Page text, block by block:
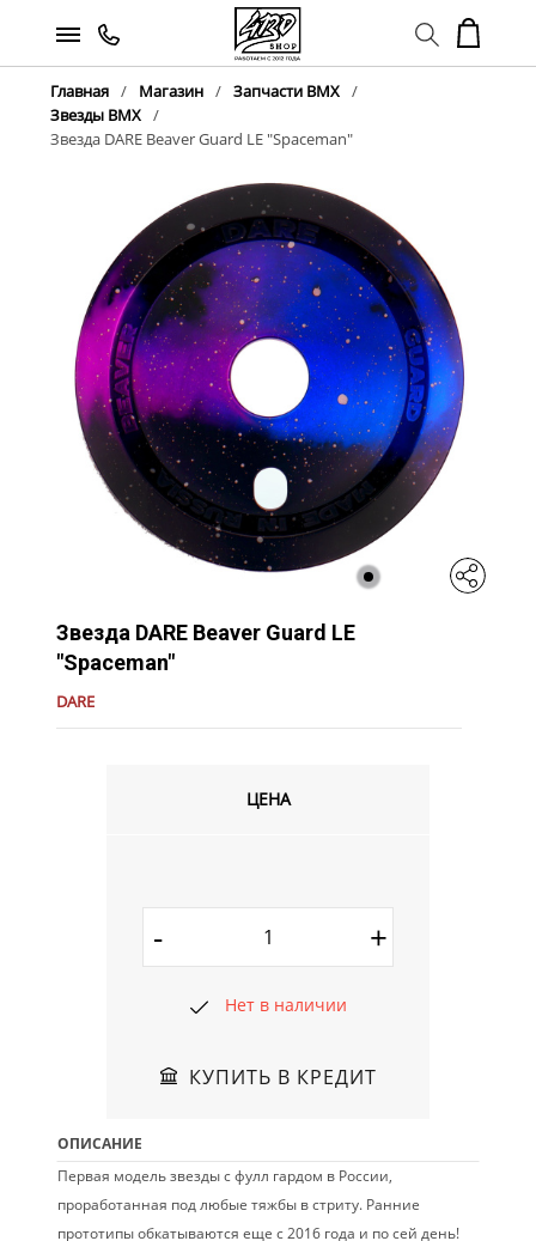
Главная Магазин
Запчасти BMX
Звезды BMX
Звезда DARE Beaver Guard LE "Spaceman"
Звезда DARE Beaver Guard LE
"Spaceman"
DARE
ЦЕНА
- +
Нет в наличии
КУПИТЬ В КРЕДИТ
ОПИСАНИЕ
Первая модель звезды с фулл гардом в России,
проработанная под любые тяжбы в стриту. Ранние
прототипы обкатываются еще с 2016 года и по сей день!